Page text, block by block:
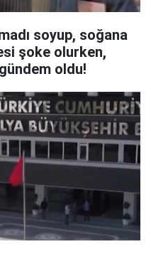
soyup, soğana
şoke olurken,
oldu!